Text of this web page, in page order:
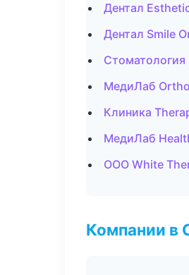
Дентал
Дентал Smile
МедиЛаб
Клиника
МедиЛаб
ООО White
Компании в